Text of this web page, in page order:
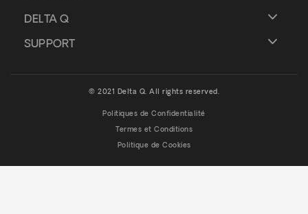
DELTA Q
SUPPORT
© 2021 Delta Q. All rights reserved.
Politiques de Confidentialité
Termes et Conditions
Politique de Cookies